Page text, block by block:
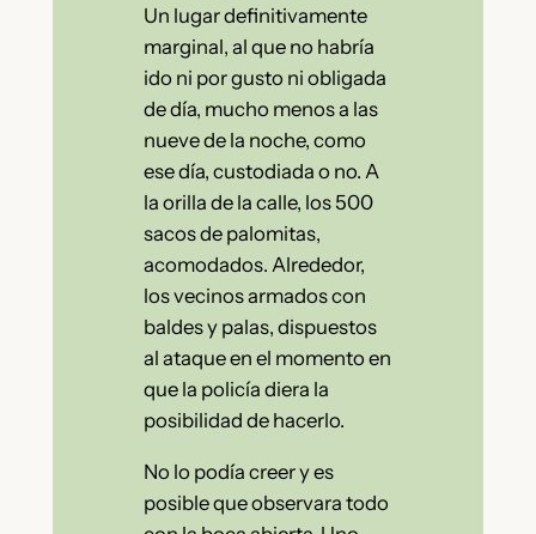
Un lugar definitivamente
marginal, al que no habría
ido ni por gusto ni obligada
de día, mucho menos a las
nueve de la noche, como
ese día, custodiada o no. A
la orilla de la calle, los 500
sacos de palomitas,
acomodados. Alrededor,
los vecinos armados con
baldes y palas, dispuestos
al ataque en el momento en
que la policía diera la
posibilidad de hacerlo.
No lo podía creer y es
posible que observara todo